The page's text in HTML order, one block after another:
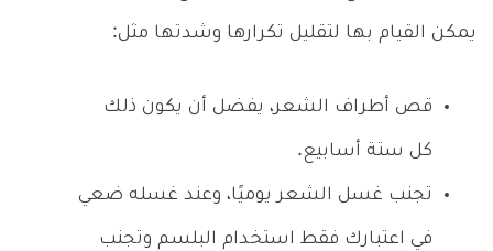
يمكن القيام بها لتقليل تكرارها وشدتها مثل:
قص أطراف الشعر، يفضل أن يكون ذلك
كل ستة أسابيع.
تجنب غسل الشعر يوميًا، وعند غسله ضعي
في اعتبارك فقط استخدام البلسم وتجنب